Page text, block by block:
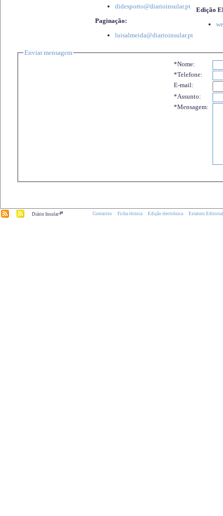
didesporto@diarioinsular.pt
Paginação:
luisalmeida@diarioinsular.pt
Edição
Enviar mensagem
*Nome:
*Telefone:
E-mail:
*Assunto:
*Mensagem:
Diário Insular.pt Contactos Ficha técnica Edição electrónica Estatuto Editorial